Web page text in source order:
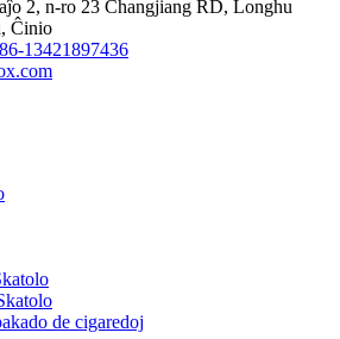
2, n-ro 23 Changjiang RD, Longhu
Ĉinio
86-13421897436
de cigaredoj